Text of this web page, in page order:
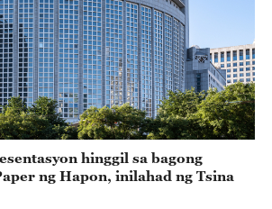
hinggil sa bagong
ng Hapon, inilahad ng Tsina